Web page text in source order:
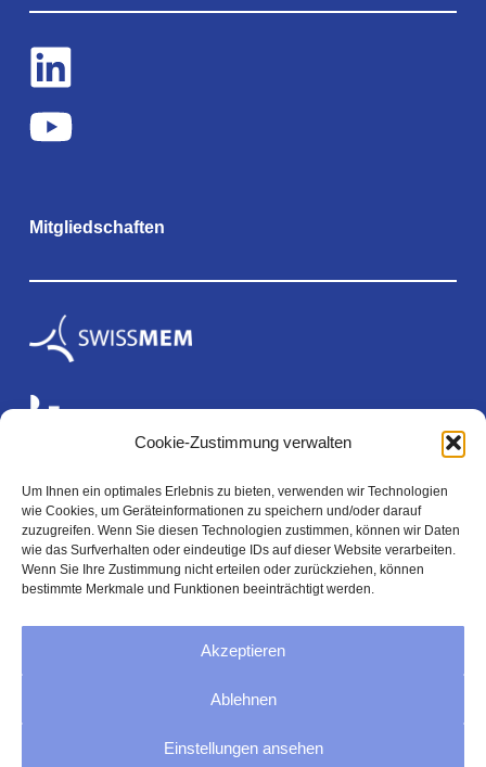
Cookie-Zustimmung verwalten
Um Ihnen ein optimales Erlebnis zu bieten, verwenden wir Technologien
wie Cookies, um Geräteinformationen zu speichern und/oder darauf
zuzugreifen. Wenn Sie diesen Technologien zustimmen, können wir Daten
wie das Surfverhalten oder eindeutige IDs auf dieser Website verarbeiten.
Wenn Sie Ihre Zustimmung nicht erteilen oder zurückziehen, können
bestimmte Merkmale und Funktionen beeinträchtigt werden.
Akzeptieren
Ablehnen
Einstellungen ansehen
Mitgliedschaften
Rechtliches
Impressum
Cookie-Richtlinie (EU)